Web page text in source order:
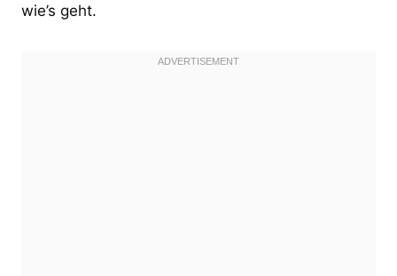
wie’s geht.